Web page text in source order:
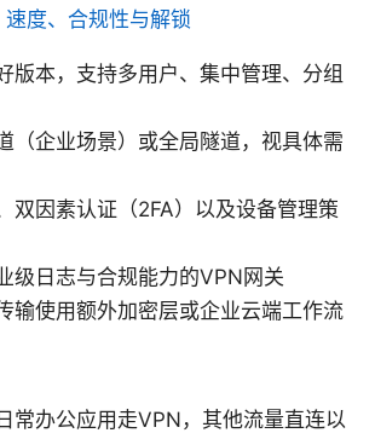
度、合规性与解锁
版本，支持多用户、集中管理、分组
（企业场景）或全局隧道，视具体需
双因素认证（2FA）以及设备管理策
级日志与合规能力的VPN网关
输使用额外加密层或企业云端工作流
常办公应用走VPN，其他流量直连以